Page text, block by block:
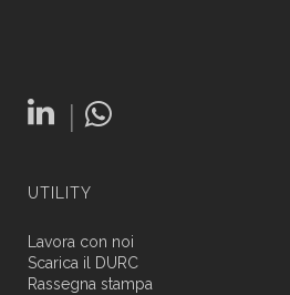
|
UTILITY
Lavora con noi
Scarica il DURC
Rassegna stampa